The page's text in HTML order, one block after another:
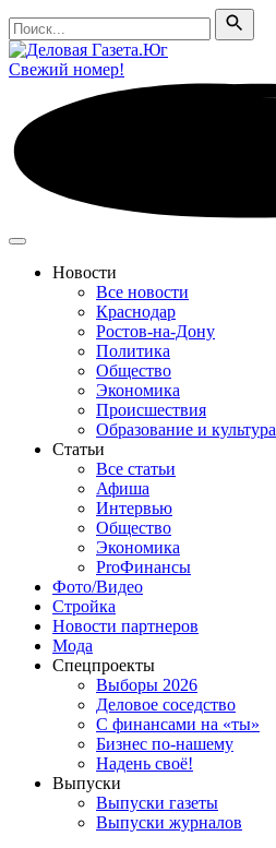
Поиск
Поиск
Свежий номер!
Новости
Все новости
Краснодар
Ростов-на-Дону
Политика
Общество
Экономика
Происшествия
Образование и культура
Статьи
Все статьи
Афиша
Интервью
Общество
Экономика
ProФинансы
Фото/Видео
Стройка
Новости партнеров
Мода
Спецпроекты
Выборы 2026
Деловое соседство
С финансами на «ты»
Бизнес по-нашему
Надень своё!
Выпуски
Выпуски газеты
Выпуски журналов